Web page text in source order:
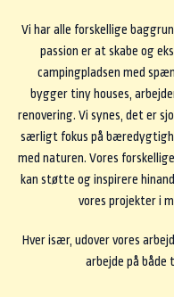
Vi har alle forskellige
passion er at skabe og
campingpladsen med
bygger tiny houses,
renovering. Vi synes, det er
særligt fokus på
med naturen. Vores
kan støtte og inspirere
vores projekter i
Hver især, udover vores
arbejde på